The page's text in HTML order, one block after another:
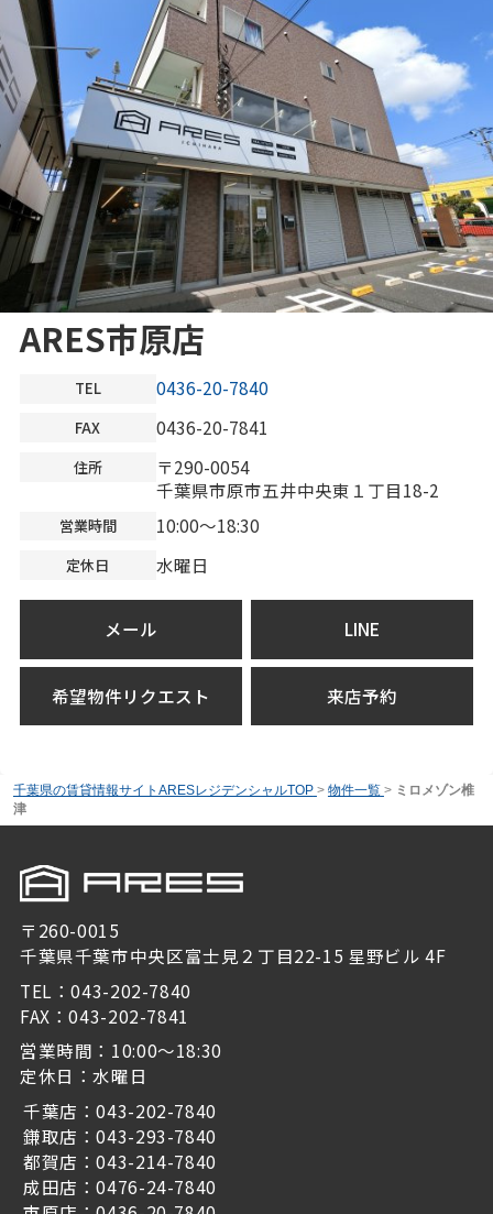
ARES市原店
TEL 0436-20-7840
FAX 0436-20-7841
住所
〒290-0054
千葉県市原市五井中央東１丁目18-2
営業時間 10:00～18:30
定休日 水曜日
メール LINE
希望物件リクエスト 来店予約
千葉県の賃貸情報サイトARESレジデンシャルTOP > 物件一覧 > ミロメゾン椎
津
〒260-0015
千葉県千葉市中央区富士見２丁目22-15 星野ビル 4F
TEL：043-202-7840
FAX：043-202-7841
営業時間：10:00～18:30
定休日：水曜日
千葉店：043-202-7840
鎌取店：043-293-7840
都賀店：043-214-7840
成田店：0476-24-7840